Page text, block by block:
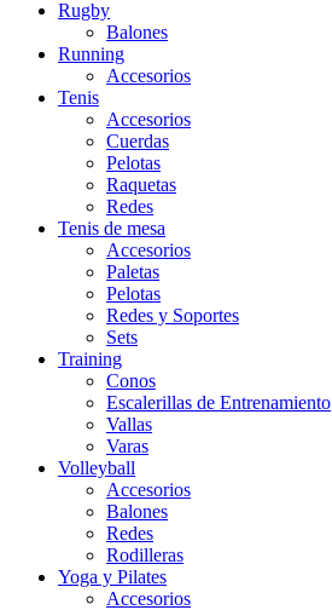
Rugby
Balones
Running
Accesorios
Tenis
Accesorios
Cuerdas
Pelotas
Raquetas
Redes
Tenis de mesa
Accesorios
Paletas
Pelotas
Redes y Soportes
Sets
Training
Conos
Escalerillas de Entrenamiento
Vallas
Varas
Volleyball
Accesorios
Balones
Redes
Rodilleras
Yoga y Pilates
Accesorios